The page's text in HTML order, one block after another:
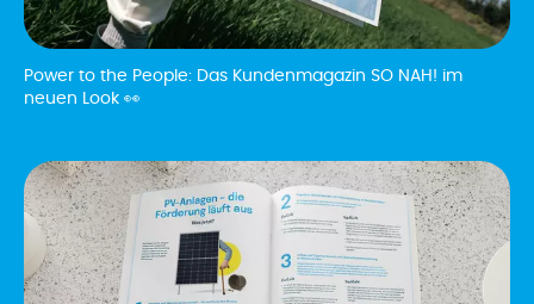
Power to the People: Das Kundenmagazin SO NAH! im
neuen Look 👀